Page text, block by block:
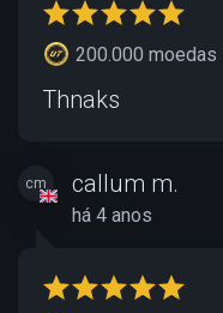
200.000 moedas
Thnaks
cm callum m.
há 4 anos